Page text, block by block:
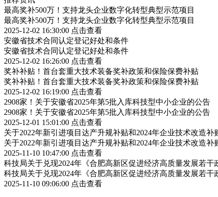
最高奖补500万！支持龙头企业数字化转型典型示范项目
最高奖补500万！支持龙头企业数字化转型典型示范项目
2025-12-02 16:30:00 点击查看
安徽省技术合同认定登记好处和条件
安徽省技术合同认定登记好处和条件
2025-12-02 16:26:00 点击查看
奖补补贴！首台套重大技术装备奖补政策和保险保费补贴
奖补补贴！首台套重大技术装备奖补政策和保险保费补贴
2025-12-02 16:19:00 点击查看
2908家！关于安徽省2025年第5批入库科技型中小企业的公告
2908家！关于安徽省2025年第5批入库科技型中小企业的公告
2025-12-01 15:01:00 点击查看
关于2022年新引进项目达产升规补贴和2024年企业技术改造
关于2022年新引进项目达产升规补贴和2024年企业技术改造
2025-11-10 10:47:00 点击查看
科技局关于兑现2024年《合肥高新区促进经济高质量发展若
科技局关于兑现2024年《合肥高新区促进经济高质量发展若
2025-11-10 09:06:00 点击查看